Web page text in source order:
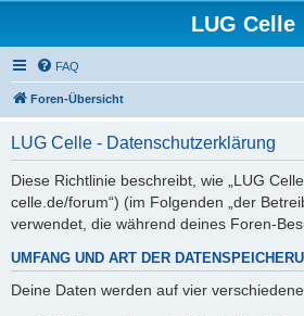
LUG Celle
FAQ
Foren-Übersicht
LUG Celle - Datenschutzerklärung
Diese Richtlinie beschreibt, wie „LUG
celle.de/forum“) (im Folgenden „der
verwendet, die während deines Foren-
UMFANG UND ART DER
Deine Daten werden auf vier